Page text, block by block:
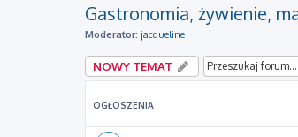
Gastronomia, żywienie,
Moderator: jacqueline
NOWY TEMAT
OGŁOSZENIA